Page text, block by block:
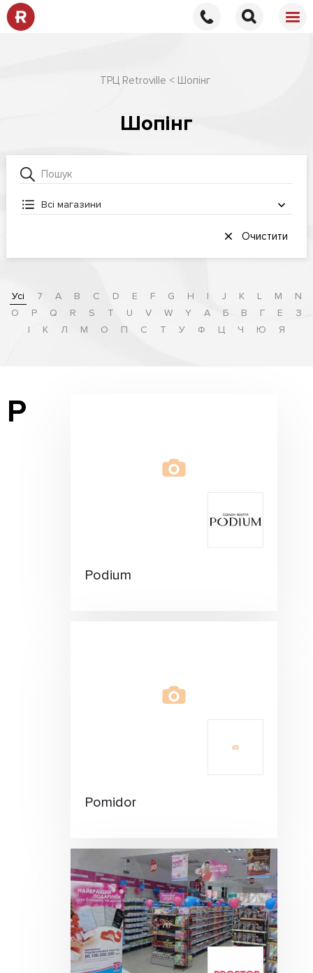
ТРЦ Retroville Шопінг
Шопінг
Всі магазини
Очистити
Усі 7 A B C D E F G H I J K L M
N
O
P Q R S T U V W Y А Б В Г Е
З
І
К Л М О П С Т У Ф Ц Ч Ю Я
P
Podium
Pomidor